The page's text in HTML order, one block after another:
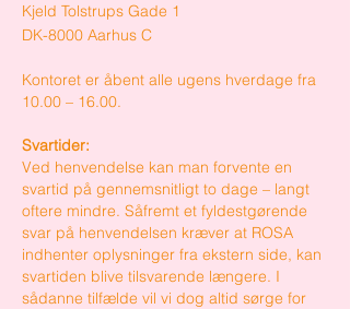
Kjeld Tolstrups Gade 1
DK-8000 Aarhus C
Kontoret er åbent alle ugens hverdage fra
10.00 – 16.00.
Svartider:
Ved henvendelse kan man forvente en
svartid på gennemsnitligt to dage – langt
oftere mindre. Såfremt et fyldestgørende
svar på henvendelsen kræver at ROSA
indhenter oplysninger fra ekstern side, kan
svartiden blive tilsvarende længere. I
sådanne tilfælde vil vi dog altid sørge for